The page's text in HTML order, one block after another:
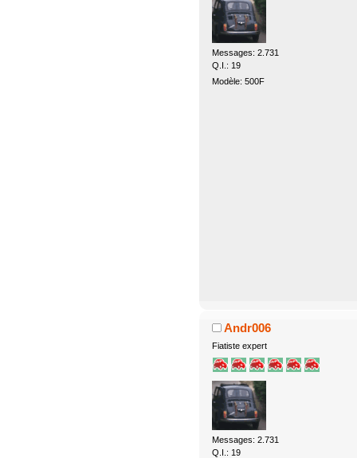
Messages: 2.731
Q.I.: 19
Modèle: 500F
Andr006
Fiatiste expert
Messages: 2.731
Q.I.: 19